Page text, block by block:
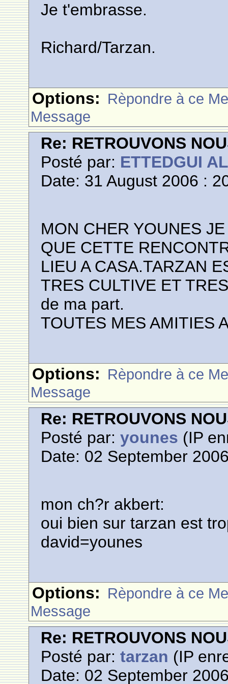
Je t'embrasse.
Richard/Tarzan.
Options: Rèpondre à ce
Message
Re: RETROUVONS
Posté par: ETTEDGUI
Date: 31 August 2006 :
MON CHER YOUNES
QUE CETTE
LIEU A CASA.TARZAN
TRES CULTIVE ET
de ma part.
TOUTES MES AMITIES
Options: Rèpondre à ce
Message
Re: RETROUVONS
Posté par:younes (IP
Date: 02 September
mon ch?r akbert:
oui bien sur tarzan est
david=younes
Options: Rèpondre à ce
Message
Re: RETROUVONS
Posté par:tarzan (IP
Date: 02 September